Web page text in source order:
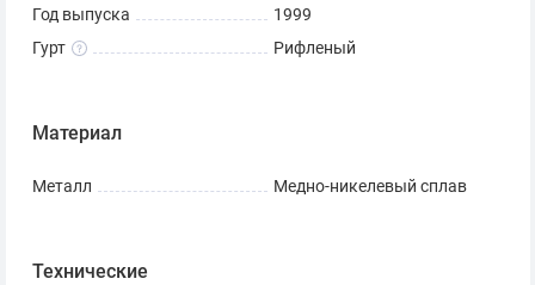
внизу вдоль канта и в правой части диска —
стилизованный растительный орнамент в виде
Год выпуска
1999
Гурт
Рифленый
Материал
Металл Медно-никелевый сплав
Технические